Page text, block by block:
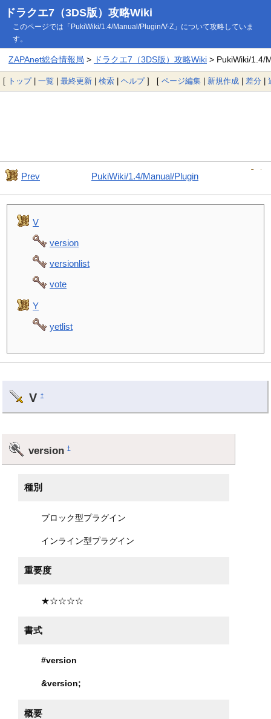
ドラクエ7（3DS版）攻略Wiki
このページでは「PukiWiki/1.4/Manual/Plugin/V-Z」について攻略していま
す。
ZAPAnet総合情報局 > ドラクエ7（3DS版）攻略Wiki> PukiWiki/1.4/
[ トップ| 一覧 | 最終更新 | 検索 | ヘルプ] [ ページ編集 | 新規作成 | 差分 |
Prev PukiWiki/1.4/Manual/Plugin
V
version
versionlist
vote
Y
yetlist
V †
version†
種別
ブロック型プラグイン
インライン型プラグイン
重要度
★☆☆☆☆
書式
#version
&version;
概要